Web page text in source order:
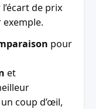
de prix
pour
et
coup d’œil,